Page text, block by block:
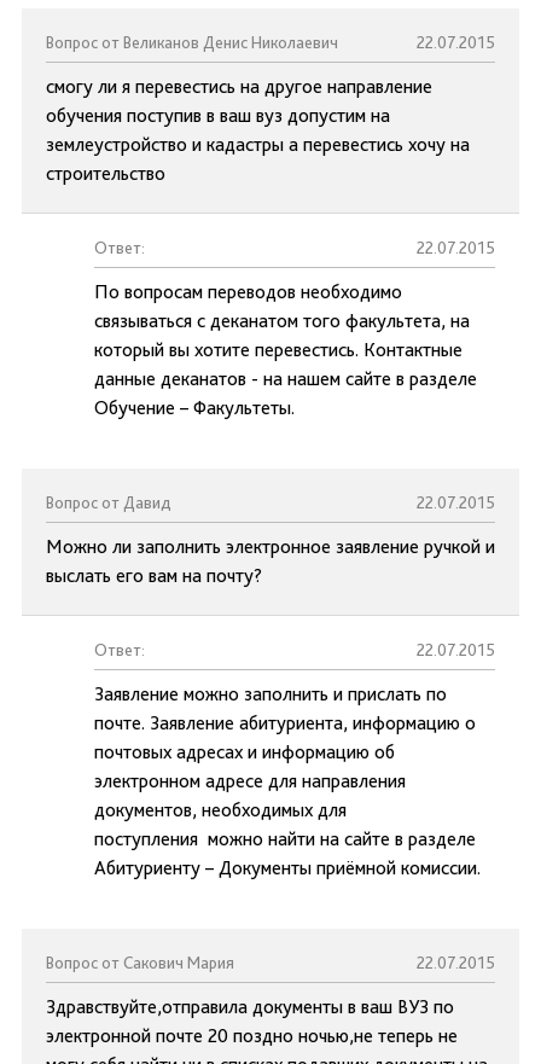
Вопрос от Великанов Денис Николаевич 22.07.2015
смогу ли я перевестись на другое направление
обучения поступив в ваш вуз допустим на
землеустройство и кадастры а перевестись хочу на
строительство
Ответ: 22.07.2015
По вопросам переводов необходимо
связываться с деканатом того факультета, на
который вы хотите перевестись. Контактные
данные деканатов - на нашем сайте в разделе
Обучение – Факультеты.
Вопрос от Давид 22.07.2015
Можно ли заполнить электронное заявление ручкой и
выслать его вам на почту?
Ответ: 22.07.2015
Заявление можно заполнить и прислать по
почте. Заявление абитуриента, информацию о
почтовых адресах и информацию об
электронном адресе для направления
документов, необходимых для
поступления можно найти на сайте в разделе
Абитуриенту – Документы приёмной комиссии.
Вопрос от Сакович Мария 22.07.2015
Здравствуйте,отправила документы в ваш ВУЗ по
электронной почте 20 поздно ночью,не теперь не